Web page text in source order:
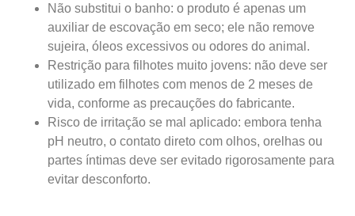
Não substitui o banho: o produto é apenas um
auxiliar de escovação em seco; ele não remove
sujeira, óleos excessivos ou odores do animal.
Restrição para filhotes muito jovens: não deve ser
utilizado em filhotes com menos de 2 meses de
vida, conforme as precauções do fabricante.
Risco de irritação se mal aplicado: embora tenha
pH neutro, o contato direto com olhos, orelhas ou
partes íntimas deve ser evitado rigorosamente para
evitar desconforto.